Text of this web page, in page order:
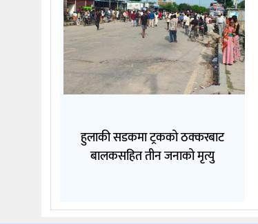
हुलाकी सडकमा ट्रकको ठक्करबाट
बालकसहित तीन जनाको मृत्यु